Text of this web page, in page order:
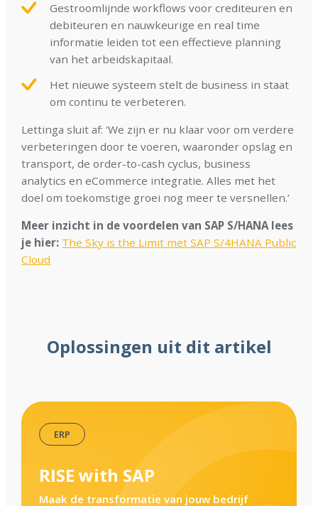
Gestroomlijnde workflows voor crediteuren en
debiteuren en nauwkeurige en real time
informatie leiden tot een effectieve planning
van het arbeidskapitaal.
Het nieuwe systeem stelt de business in staat
om continu te verbeteren.
Lettinga sluit af: ‘We zijn er nu klaar voor om verdere
verbeteringen door te voeren, waaronder opslag en
transport, de order-to-cash cyclus, business
analytics en eCommerce integratie. Alles met het
doel om toekomstige groei nog meer te versnellen.’
Meer inzicht in de voordelen van SAP S/HANA lees
je hier: The Sky is the Limit met SAP S/4HANA Public
Cloud
Oplossingen uit dit artikel
ERP
,
RISE with SAP
Maak de transformatie van jouw bedrijf